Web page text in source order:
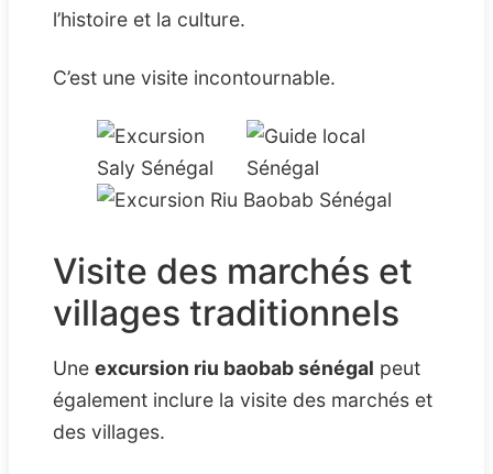
l’histoire et la culture.
C’est une visite incontournable.
Visite des marchés et
villages traditionnels
Une excursion riu baobab sénégal peut
également inclure la visite des marchés et
des villages.